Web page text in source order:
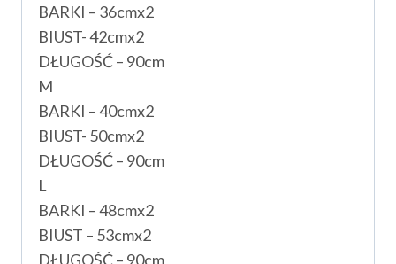
BARKI – 36cmx2
BIUST- 42cmx2
DŁUGOŚĆ – 90cm
M
BARKI – 40cmx2
BIUST- 50cmx2
DŁUGOŚĆ – 90cm
L
BARKI – 48cmx2
BIUST – 53cmx2
DŁUGOŚĆ – 90cm